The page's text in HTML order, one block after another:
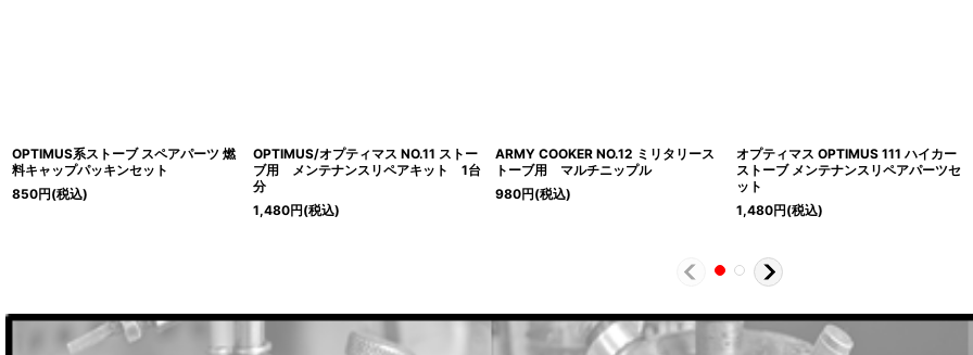
OPTIMUS系ストーブ スペアパーツ 燃
料キャップパッキンセット
850円(税込)
OPTIMUS/オプティマス NO.11 ストー
ブ用 メンテナンスリペアキット 1台
分
1,480円(税込)
ARMY COOKER NO.12 ミリタリース
トーブ用 マルチニップル
980円(税込)
オプティマス OPTIMUS 111 ハイカー
ストーブ メンテナンスリペアパーツセ
ット
1,480円(税込)